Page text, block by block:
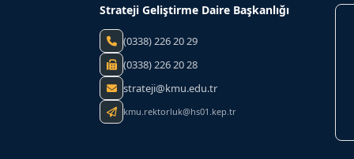
Strateji Geliştirme Daire Başkanlığı
(0338) 226 20 29
(0338) 226 20 28
strateji@kmu.edu.tr
kmu.rektorluk@hs01.kep.tr